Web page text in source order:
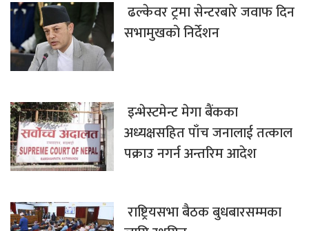
ढल्केवर ट्रमा सेन्टरबारे जवाफ दिन
सभामुखको निर्देशन
इन्भेस्टमेन्ट मेगा बैंकका
अध्यक्षसहित पाँच जनालाई तत्काल
पक्राउ नगर्न अन्तरिम आदेश
राष्ट्रियसभा बैठक बुधबारसम्मका